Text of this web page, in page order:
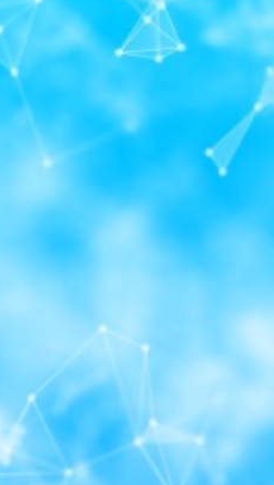
برای چند روز معتبر کنيد